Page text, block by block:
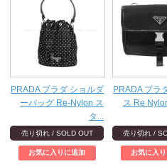
PRADA プラダ ショルダ
ーバッグ Re-Nylon ス
タ...
売り切れ / SOLD OUT
PRADA プラ
ス Re
売り切れ /